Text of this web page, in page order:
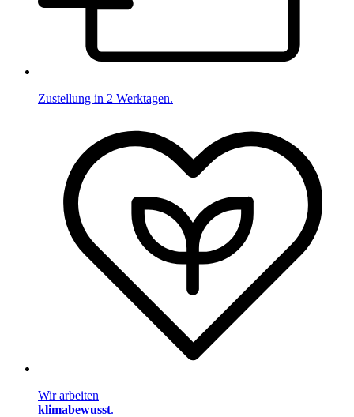
Zustellung in 2 Werktagen.
Wir arbeiten
klimabewusst.